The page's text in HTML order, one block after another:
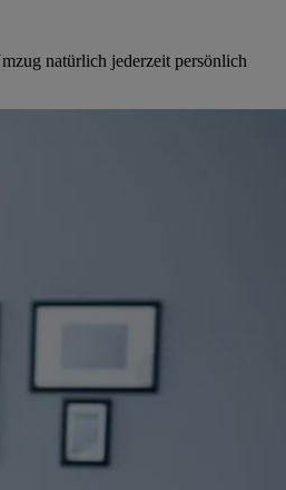
natürlich jederzeit persönlich